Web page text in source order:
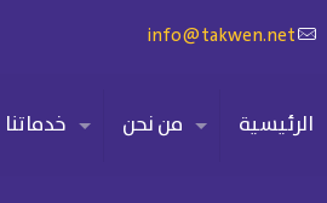
info@takwen.net
الرئيسية من نحن خدماتنا